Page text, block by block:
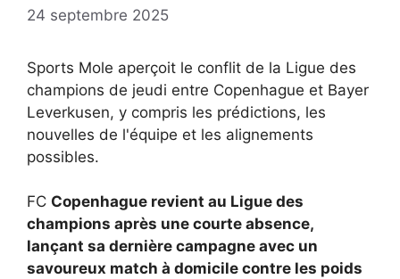
24 septembre 2025
Sports Mole aperçoit le conflit de la Ligue des
champions de jeudi entre Copenhague et Bayer
Leverkusen, y compris les prédictions, les
nouvelles de l'équipe et les alignements
possibles.
FC Copenhague revient au Ligue des
champions après une courte absence,
lançant sa dernière campagne avec un
savoureux match à domicile contre les poids